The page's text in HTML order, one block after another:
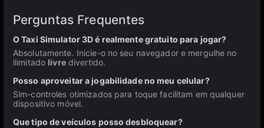
Perguntas Frequentes
O Taxi Simulator 3D é realmente gratuito para jogar?
Absolutamente. Inicie-o no seu navegador e mergulhe no
ilimitado livredivertido.
Posso aproveitar a jogabilidade no meu celular?
Sim-controles otimizados para toque facilitam em qualquer
dispositivo móvel.
Que tipo de veículos posso desbloquear?